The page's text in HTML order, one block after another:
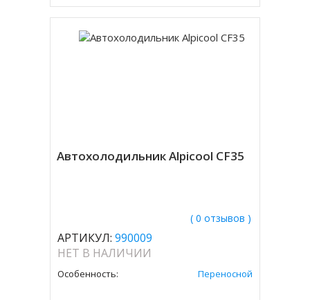
Автохолодильник Alpicool CF35
( 0 отзывов )
АРТИКУЛ: 990009
НЕТ В НАЛИЧИИ
Особенность: Переносной